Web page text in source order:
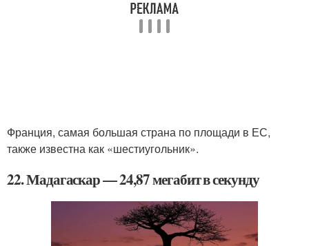
Франция, самая большая страна по площади в ЕС,
также известна как «шестиугольник».
22. Мадагаскар — 24,87 мегабит в секунду